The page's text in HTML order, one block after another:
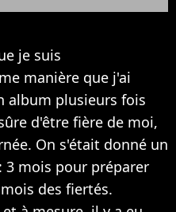
je suis
manière que j'ai
album plusieurs fois
d'être fière de moi,
On s'était donné un
3 mois pour préparer
des fiertés.